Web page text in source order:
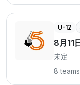
U-12
8月11
未定
8 teams